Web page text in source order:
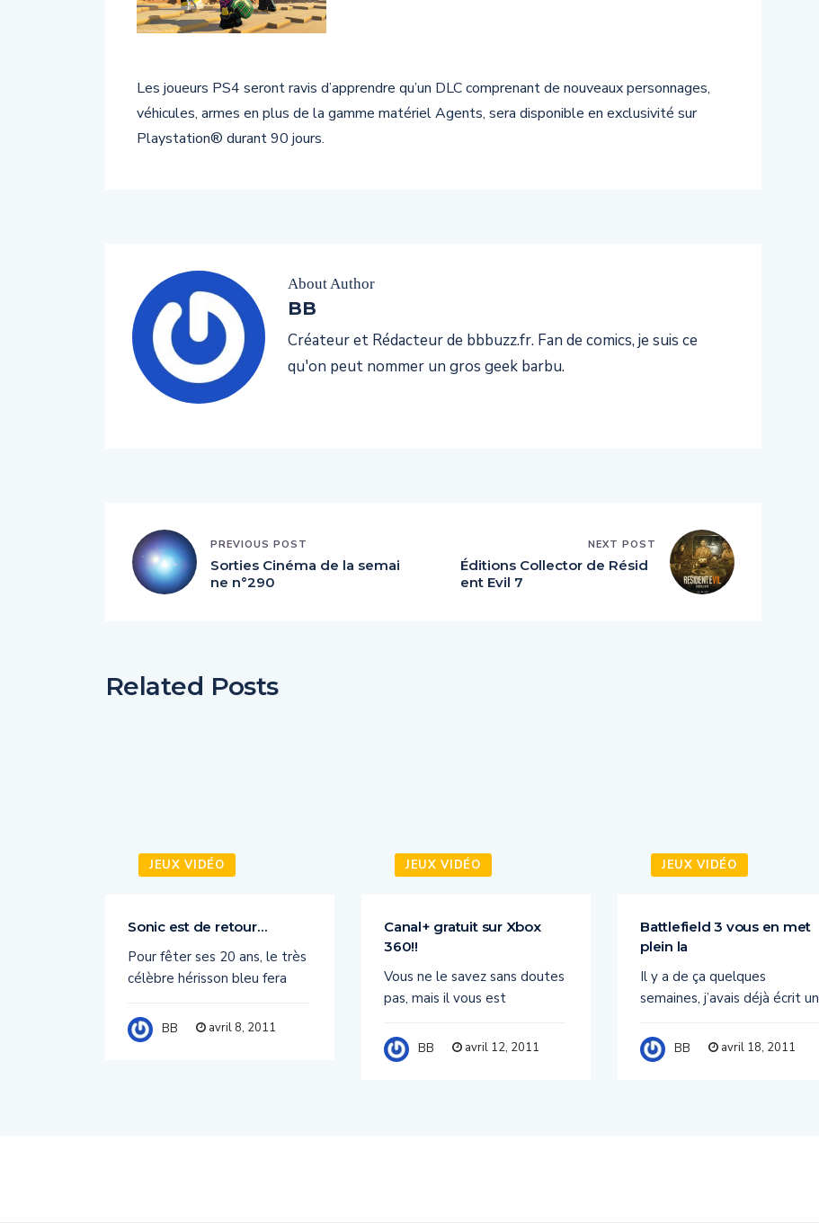
Les joueurs PS4 seront ravis d’apprendre qu’un DLC comprenant de nouveaux personnages,
véhicules, armes en plus de la gamme matériel Agents, sera disponible en exclusivité sur
Playstation® durant 90 jours.
About Author
BB
Créateur et Rédacteur de bbbuzz.fr. Fan de comics, je suis ce
qu'on peut nommer un gros geek barbu.
PREVIOUS POST
Sorties Cinéma de la semai
ne n°290
NEXT POST
Éditions Collector de Résid
ent Evil 7
Related Posts
JEUX VIDÉO
Sonic est de retour…
Pour fêter ses 20 ans, le très
célèbre hérisson bleu fera
BB avril 8, 2011
JEUX VIDÉO
Canal+ gratuit sur Xbox
360!!
Vous ne le savez sans doutes
pas, mais il vous est
BB avril 12, 2011
JEUX VIDÉO
Battlefield 3 vous en met
plein la
Il y a de ça quelques
semaines, j’avais déjà écrit un
BB avril 18, 2011